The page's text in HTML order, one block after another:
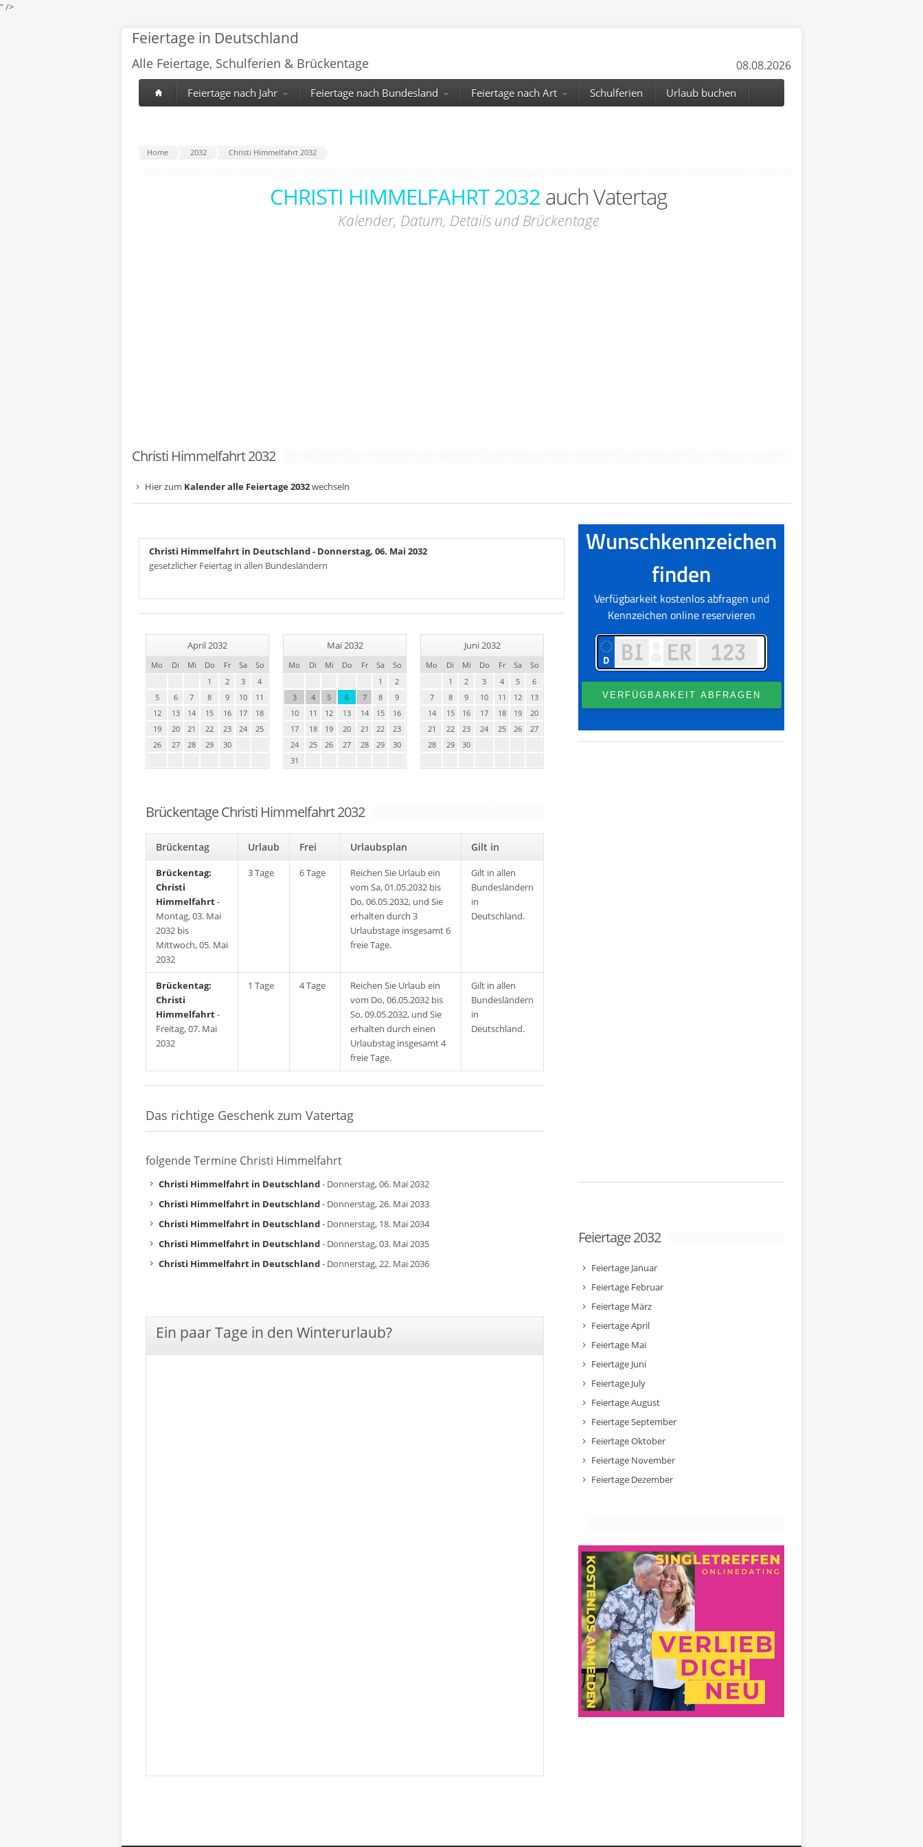
" />
Feiertage in Deutschland
Alle Feiertage, Schulferien & Brückentage 08.08.2026
Feiertage nach Jahr Feiertage nach Bundesland Feiertage nach Art Schulferien Urlaub buchen
Home 2032 Christi Himmelfahrt 2032
CHRISTI HIMMELFAHRT 2032 auch Vatertag
Kalender, Datum, Details und Brückentage
Christi Himmelfahrt 2032
Hier zum Kalender alle Feiertage 2032wechseln
Christi Himmelfahrt in Deutschland- Donnerstag, 06. Mai 2032
gesetzlicher Feiertag in allen Bundesländern
April 2032
Mo Di Mi Do Fr Sa
So
1
2 3
4
5
6 7 8 9 10
11
12
13 14 15 16 17
18
19
20 21 22 23 24
25
26
27 28 29 30
Mai 2032
Mo Di Mi Do Fr Sa
So
1
2
3
4 5 6 7 8
9
10
11 12 13 14 15
16
17
18 19 20 21 22
23
24
25 26 27 28 29
30
31
Juni 2032
Mo Di Mi Do Fr Sa
So
1
2 3 4 5
6
7
8 9 10 11 12
13
14
15 16 17 18 19
20
21
22 23 24 25 26
27
28
29 30
Brückentage Christi Himmelfahrt 2032
Brückentag Urlaub Frei Urlaubsplan Gilt in
Brückentag:
Christi
Himmelfahrt-
Montag, 03. Mai
2032 bis
Mittwoch, 05. Mai
2032
3 Tage 6 Tage
Reichen Sie Urlaub ein
vom Sa, 01.05.2032 bis
Do, 06.05.2032, und Sie
erhalten durch 3
Urlaubstage insgesamt 6
freie Tage.
Gilt in allen
Bundesländern
in
Deutschland.
Brückentag:
Christi
Himmelfahrt-
Freitag, 07. Mai
2032
1 Tage 4 Tage
Reichen Sie Urlaub ein
vom Do, 06.05.2032 bis
So, 09.05.2032, und Sie
erhalten durch einen
Urlaubstag insgesamt 4
freie Tage.
Gilt in allen
Bundesländern
in
Deutschland.
Das richtige Geschenk zum Vatertag
folgende Termine Christi Himmelfahrt
Christi Himmelfahrt in Deutschland- Donnerstag, 06. Mai 2032
Christi Himmelfahrt in Deutschland- Donnerstag, 26. Mai 2033
Christi Himmelfahrt in Deutschland- Donnerstag, 18. Mai 2034
Christi Himmelfahrt in Deutschland- Donnerstag, 03. Mai 2035
Christi Himmelfahrt in Deutschland- Donnerstag, 22. Mai 2036
Ein paar Tage in den Winterurlaub?
Feiertage 2032
Feiertage Januar
Feiertage Februar
Feiertage März
Feiertage April
Feiertage Mai
Feiertage Juni
Feiertage July
Feiertage August
Feiertage September
Feiertage Oktober
Feiertage November
Feiertage Dezember